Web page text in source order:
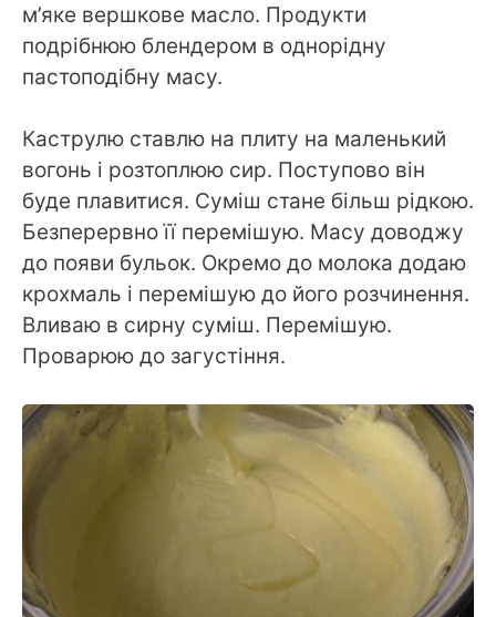
м’яке вершкове масло. Продукти
подрібнюю блендером в однорідну
пастоподібну масу.
Каструлю ставлю на плиту на маленький
вогонь і розтоплюю сир. Поступово він
буде плавитися. Суміш стане більш рідкою.
Безперервно її перемішую. Масу доводжу
до появи бульок. Окремо до молока додаю
крохмаль і перемішую до його розчинення.
Вливаю в сирну суміш. Перемішую.
Проварюю до загустіння.